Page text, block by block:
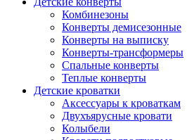
Комбинезоны
Конверты демисезонные
Конверты на выписку
Конверты-трансформеры
Спальные конверты
Теплые конверты
Детские кроватки
Аксессуары к кроваткам
Двухъярусные кровати
Колыбели